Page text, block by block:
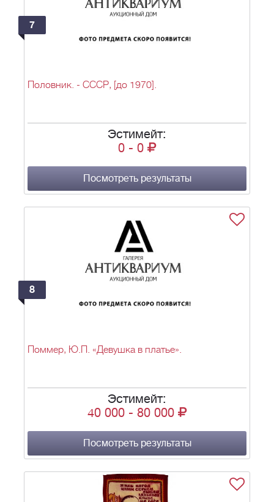
7
Половник. - СССР, [до 1970].
Эстимейт:
0 - 0
Посмотреть результаты
8
Поммер, Ю.П. «Девушка в платье».
Эстимейт:
40 000 - 80 000
Посмотреть результаты